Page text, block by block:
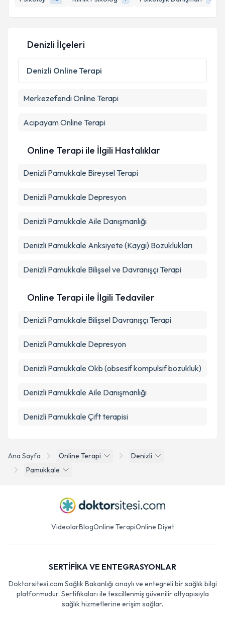
E-posta Adresiniz
Kişisel verilerimin işlenmesine ilişkinAydınlatma
Metni'ni okudum ve kişisel verilerimin belirtilen
kapsamda işlenmesini kabul ediyorum.
Ana Sayfa Online Terapi
Denizli
Pamukkale
Denizli İlçeleri
Denizli Online Terapi
MerkezefendiOnline Terapi
AcıpayamOnline Terapi
Online Terapi ile İlgili Hastalıklar
Denizli Pamukkale Bireysel Terapi
Denizli Pamukkale Depresyon
Denizli Pamukkale Aile Danışmanlığı
Denizli Pamukkale Anksiyete (Kaygı) Bozuklukları
Denizli Pamukkale Bilişsel ve Davranışçı Terapi
Online Terapi ile İlgili Tedaviler
Denizli Pamukkale Bilişsel Davranışçı Terapi
Denizli Pamukkale Depresyon
Denizli Pamukkale Okb (obsesif kompulsif bozukluk)
Denizli Pamukkale Aile Danışmanlığı
Denizli Pamukkale Çift terapisi
VideolarBlogOnline TerapiOnline Diyet
SERTİFİKA VE ENTEGRASYONLAR
Doktorsitesi.com Sağlık Bakanlığı onaylı ve entegreli bir sağlık bilgi
platformudur. Sertifikaları ile tescillenmiş güvenilir altyapısıyla
sağlık hizmetlerine erişim sağlar.